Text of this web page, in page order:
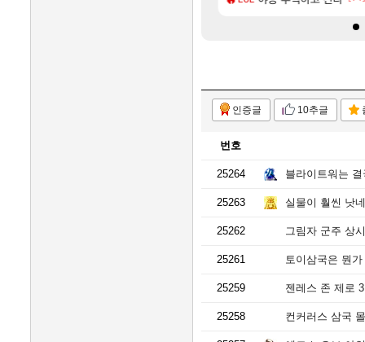
인증글 10추글
번호
25264 블라이트워는
25263 실물이 훨씬 낫네
25262 그림자 군주 상
25261 토이삼국은 뭔
25259 젠레스 존 제로
25258 컨커러스 삼국